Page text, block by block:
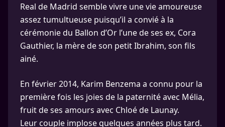
Real de Madrid semble vivre une vie amoureuse
assez tumultueuse puisqu’il a convié à la
cérémonie du Ballon d’Or l’une de ses ex, Cora
Gauthier, la mère de son petit Ibrahim, son fils
ainé.
En février 2014, Karim Benzema a connu pour la
première fois les joies de la paternité avec Mélia,
fruit de ses amours avec Chloé de Launay.
Leur couple implose quelques années plus tard.